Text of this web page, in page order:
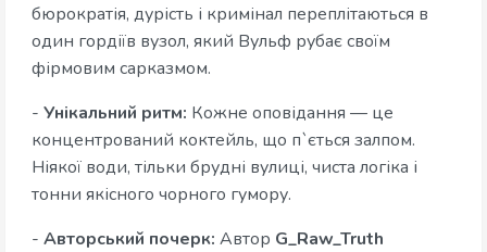
бюрократія, дурість і кримінал переплітаються в
один гордіїв вузол, який Вульф рубає своїм
фірмовим сарказмом.
- Унікальний ритм: Кожне оповідання — це
концентрований коктейль, що п`ється залпом.
Ніякої води, тільки брудні вулиці, чиста логіка і
тонни якісного чорного гумору.
- Авторський почерк: Автор G_Raw_Truth